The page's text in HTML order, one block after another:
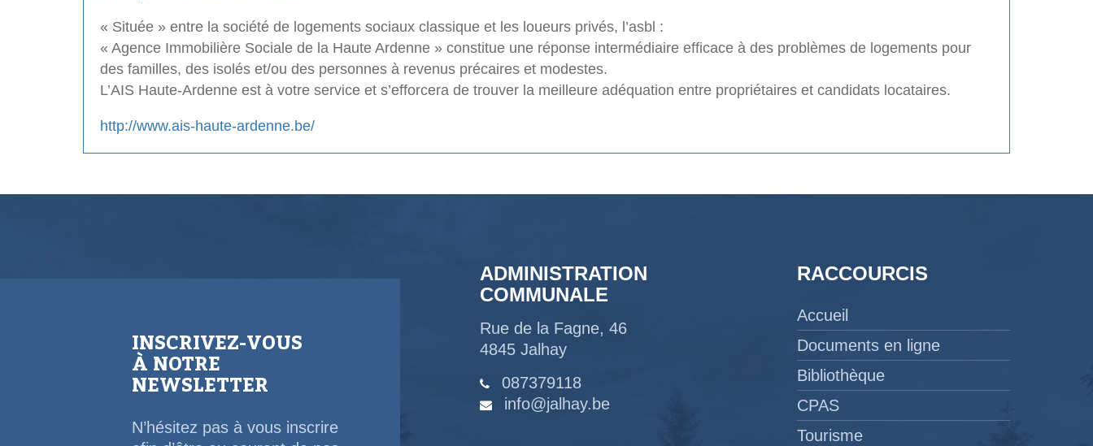
« Située » entre la société de logements sociaux classique et les loueurs privés, l’asbl :
« Agence Immobilière Sociale de la Haute Ardenne » constitue une réponse intermédiaire efficace à des problèmes de logements pour
des familles, des isolés et/ou des personnes à revenus précaires et modestes.
L’AIS Haute-Ardenne est à votre service et s’efforcera de trouver la meilleure adéquation entre propriétaires et candidats locataires.
http://www.ais-haute-ardenne.be/
INSCRIVEZ-VOUS
À NOTRE
NEWSLETTER
N’hésitez pas à vous inscrire
ADMINISTRATION
COMMUNALE
Rue de la Fagne, 46
4845 Jalhay
087379118
info@jalhay.be
RACCOURCIS
Accueil
Documents en ligne
Bibliothèque
CPAS
Tourisme